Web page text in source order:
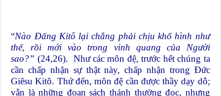
“Nào Đấng Kitô lại chẳng phải chịu khổ hình như
thế, rồi mới vào trong vinh quang của Người
sao?” (24,26). Như các môn đệ, trước hết chúng ta
cần chấp nhận sự thật này, chấp nhận trong Đức
Giêsu Kitô. Thứ đến, môn đệ cần được thầy dạy dỗ;
vẫn là những đoạn sách thánh thường đọc, nhưng